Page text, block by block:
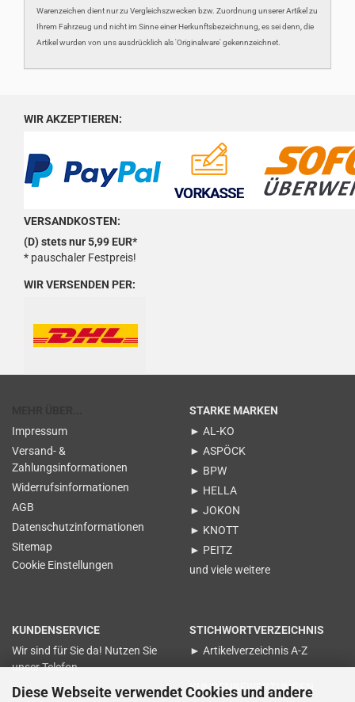
Diese Webseite verwendet Cookies und andere
Warenzeichen dient nur zu Vergleichszwecken bzw. Zuordnung unserer Artikel zu
Ihrem Fahrzeug und nicht im Sinne einer Herkunftsbezeichnung, es sei denn, die
Artikel wurden von uns ausdrücklich als 'Originalware' gekennzeichnet.
WIR AKZEPTIEREN:
VERSANDKOSTEN:
(D) stets nur 5,99 EUR*
* pauschaler Festpreis!
WIR VERSENDEN PER:
Impressum
Versand- &
Zahlungsinformationen
Widerrufsinformationen
AGB
Datenschutzinformationen
Sitemap
Cookie Einstellungen
STARKE MARKEN
► AL-KO
► ASPÖCK
► BPW
► HELLA
► JOKON
► KNOTT
► PEITZ
und viele weitere
KUNDENSERVICE
Wir sind für Sie da! Nutzen Sie
unser Telefon
STICHWORTVERZEICHNIS
► Artikelverzeichnis A-Z
KUNDENBEWERTUNGEN